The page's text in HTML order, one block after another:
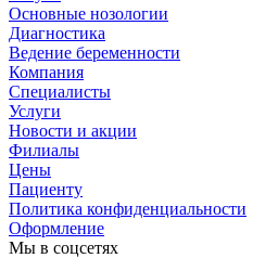
Основные нозологии
Диагностика
Ведение беременности
Компания
Специалисты
Услуги
Новости и акции
Филиалы
Цены
Пациенту
Политика конфиденциальности
Оформление
Мы в соцсетях